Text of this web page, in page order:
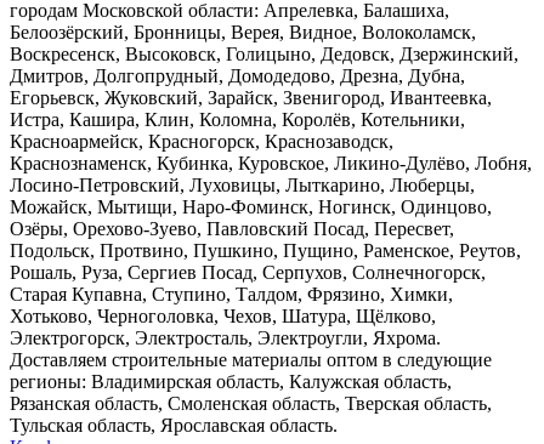
городам Московской области: Апрелевка, Балашиха,
Белоозёрский, Бронницы, Верея, Видное, Волоколамск,
Воскресенск, Высоковск, Голицыно, Дедовск, Дзержинский,
Дмитров, Долгопрудный, Домодедово, Дрезна, Дубна,
Егорьевск, Жуковский, Зарайск, Звенигород, Ивантеевка,
Истра, Кашира, Клин, Коломна, Королёв, Котельники,
Красноармейск, Красногорск, Краснозаводск,
Краснознаменск, Кубинка, Куровское, Ликино-Дулёво, Лобня,
Лосино-Петровский, Луховицы, Лыткарино, Люберцы,
Можайск, Мытищи, Наро-Фоминск, Ногинск, Одинцово,
Озёры, Орехово-Зуево, Павловский Посад, Пересвет,
Подольск, Протвино, Пушкино, Пущино, Раменское, Реутов,
Рошаль, Руза, Сергиев Посад, Серпухов, Солнечногорск,
Старая Купавна, Ступино, Талдом, Фрязино, Химки,
Хотьково, Черноголовка, Чехов, Шатура, Щёлково,
Электрогорск, Электросталь, Электроугли, Яхрома.
Доставляем строительные материалы оптом в следующие
регионы: Владимирская область, Калужская область,
Рязанская область, Смоленская область, Тверская область,
Тульская область, Ярославская область.